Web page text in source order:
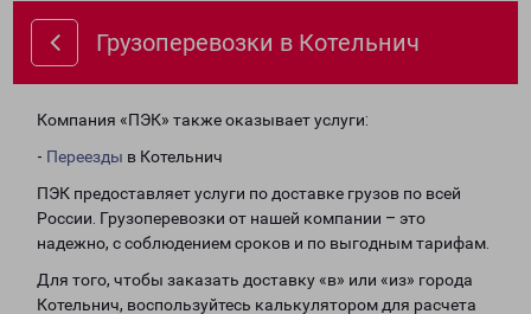
Грузоперевозки в Котельнич
Компания «ПЭК» также оказывает услуги:
- Переезды в Котельнич
ПЭК предоставляет услуги по доставке грузов по всей
России. Грузоперевозки от нашей компании – это
надежно, с соблюдением сроков и по выгодным тарифам.
Для того, чтобы заказать доставку «в» или «из» города
Котельнич, воспользуйтесь калькулятором для расчета